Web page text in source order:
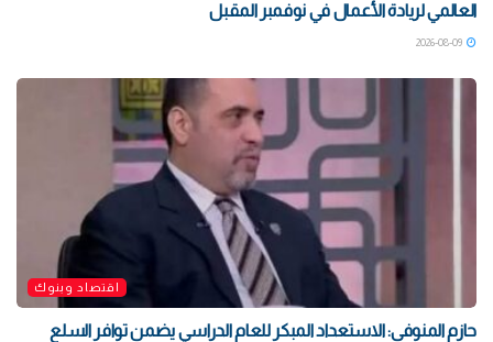
العالمي لريادة الأعمال في نوفمبر المقبل
اقتصاد وبنوك
حازم المنوفى: الاستعداد المبكر للعام الدراسي يضمن توافر السلع